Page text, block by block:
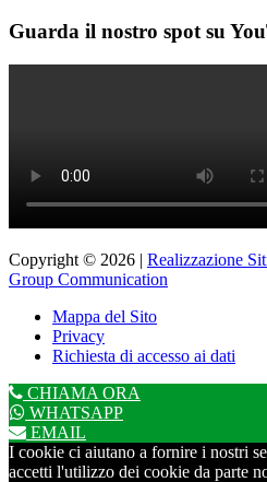
Guarda il nostro spot su
Copyright © 2026 | Realizzazione
Group Communication
Mappa del Sito
Privacy
Richiesta di accesso ai dati
CHIAMA ORA
WHATSAPP
EMAIL
I cookie ci aiutano a fornire i nostri
accetti l'utilizzo dei cookie da parte